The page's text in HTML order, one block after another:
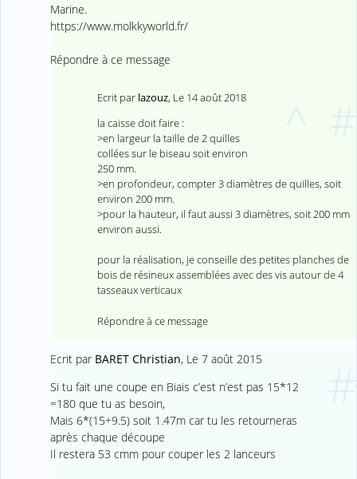
Marine.
https://www.molkkyworld.fr/
Répondre à ce message
Ecrit par lazouz, Le 14 août 2018
la caisse doit faire :
>en largeur la taille de 2 quilles
collées sur le biseau soit environ
250 mm.
>en profondeur, compter 3 diamètres de quilles, soit
environ 200 mm.
>pour la hauteur, il faut aussi 3 diamètres, soit 200 mm
environ aussi.
pour la réalisation, je conseille des petites planches de
bois de résineux assemblées avec des vis autour de 4
tasseaux verticaux
Répondre à ce message
Ecrit par BARET Christian, Le 7 août 2015
Si tu fait une coupe en Biais c’est n’est pas 15*12
=180 que tu as besoin,
Mais 6*(15+9.5) soit 1.47m car tu les retourneras
après chaque découpe
Il restera 53 cmm pour couper les 2 lanceurs